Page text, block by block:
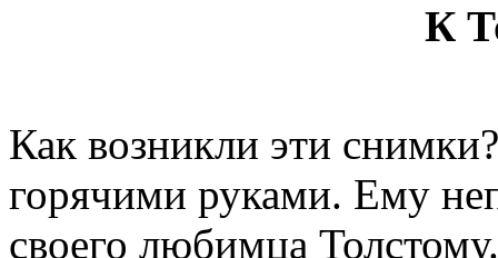
К
Как возникли эти
горячими руками. Ему
своего любимца